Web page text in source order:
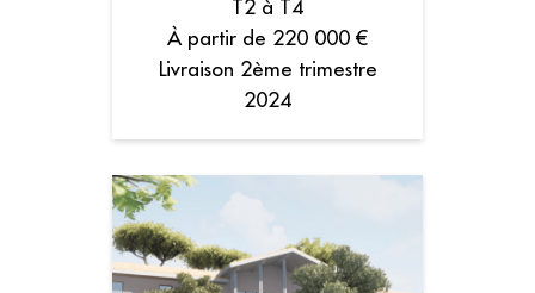
T2 à T4
À partir de 220 000 €
Livraison 2ème trimestre
2024